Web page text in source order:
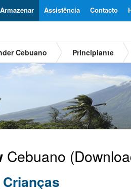
Contacto
Assistência
Armazenar
Cebuano Principiante
Cebuano